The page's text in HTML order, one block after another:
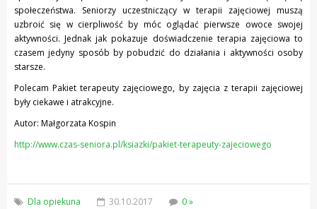
społeczeństwa. Seniorzy uczestniczący w terapii zajęciowej muszą
uzbroić się w cierpliwość by móc oglądać pierwsze owoce swojej
aktywności. Jednak jak pokazuje doświadczenie terapia zajęciowa to
czasem jedyny sposób by pobudzić do działania i aktywności osoby
starsze.
Polecam Pakiet terapeuty zajęciowego, by zajęcia z terapii zajęciowej
były ciekawe i atrakcyjne.
Autor: Małgorzata Kospin
http://www.czas-seniora.pl/ksiazki/pakiet-terapeuty-zajeciowego
Dla opiekuna 30.10.2017 0 »